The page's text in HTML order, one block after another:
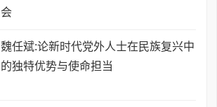
会
魏任斌:论新时代党外人士在民族复兴中
的独特优势与使命担当